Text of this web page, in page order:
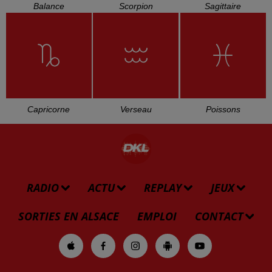
L'HOROSCOPE